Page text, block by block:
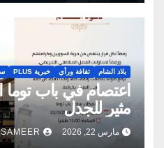
بلاد الشام ثقافة ورأي خبرية PLUS
اعتصام في باب توما
مثير للجدل
مارس 22, 2026